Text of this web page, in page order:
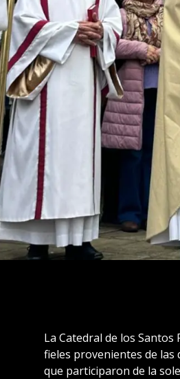
La Catedral de los Santos
fieles provenientes de las
que participaron de la